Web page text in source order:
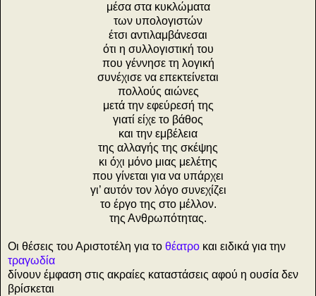
μέσα στα κυκλώματα
των υπολογιστών
έτσι αντιλαμβάνεσαι
ότι η συλλογιστική του
που γέννησε τη λογική
συνέχισε να επεκτείνεται
πολλούς αιώνες
μετά την εφεύρεσή της
γιατί είχε το βάθος
και την εμβέλεια
της αλλαγής της σκέψης
κι όχι μόνο μιας μελέτης
που γίνεται για να υπάρχει
γι’ αυτόν τον λόγο συνεχίζει
το έργο της στο μέλλον.
της Ανθρωπότητας.
Οι θέσεις του Αριστοτέλη για το θέατρο και ειδικά για την
τραγωδία
δίνουν έμφαση στις ακραίες καταστάσεις αφού η ουσία δεν
βρίσκεται